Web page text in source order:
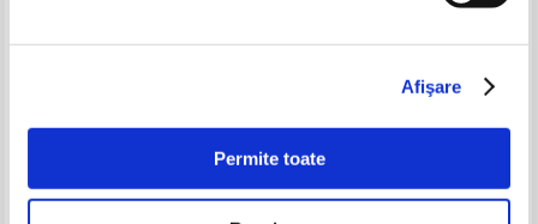
Afişare
Permite toate
moderne, poezie
Romanii din Balcani